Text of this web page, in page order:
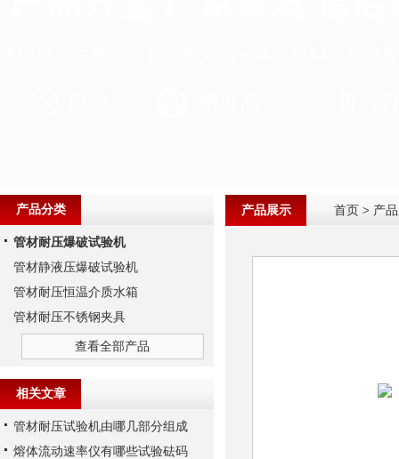
产品展示 首页 > 产
产品分类
管材耐压爆破试验机
管材静液压爆破试验机
管材耐压恒温介质水箱
管材耐压不锈钢夹具
查看全部产品
相关文章
管材耐压试验机由哪几部分组成
熔体流动速率仪有哪些试验砝码